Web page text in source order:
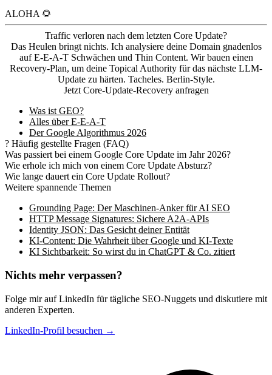
ALOHA 🌻
Traffic verloren nach dem letzten Core Update?
Das Heulen bringt nichts. Ich analysiere deine Domain gnadenlos
auf E-E-A-T Schwächen und Thin Content. Wir bauen einen
Recovery-Plan, um deine Topical Authority für das nächste LLM-
Update zu härten. Tacheles. Berlin-Style.
Jetzt Core-Update-Recovery anfragen
Was ist GEO?
Alles über E-E-A-T
Der Google Algorithmus 2026
? Häufig gestellte Fragen (FAQ)
Was passiert bei einem Google Core Update im Jahr 2026?
Wie erhole ich mich von einem Core Update Absturz?
Wie lange dauert ein Core Update Rollout?
Weitere spannende Themen
Grounding Page: Der Maschinen-Anker für AI SEO
HTTP Message Signatures: Sichere A2A-APIs
Identity JSON: Das Gesicht deiner Entität
KI-Content: Die Wahrheit über Google und KI-Texte
KI Sichtbarkeit: So wirst du in ChatGPT & Co. zitiert
Nichts mehr verpassen?
Folge mir auf LinkedIn für tägliche SEO-Nuggets und diskutiere mit
anderen Experten.
LinkedIn-Profil besuchen →